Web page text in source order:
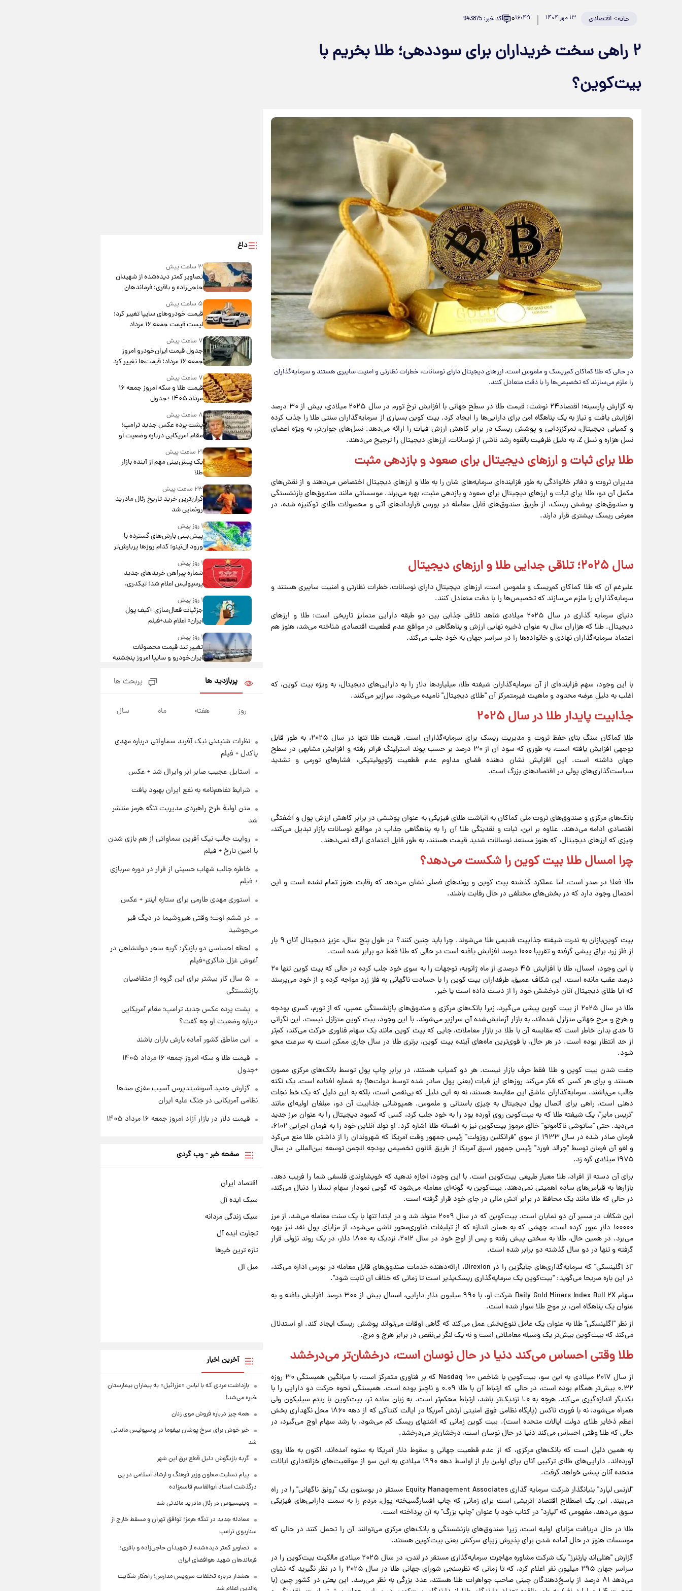
خانه>اقتصادی ۱۳ مهر ۱۴۰۴ ۱۶:۴۹۰ کد خبر: 943875
۲ راهی سخت خریداران برای سوددهی؛ طلا بخریم با
بیت‌کوین؟
در حالی که طلا کماکان کم‌ریسک و ملموس است، ارزهای دیجیتال دارای نوسانات، خطرات نظارتی و امنیت سایبری هستند و سرمایه‌گذاران
را ملزم می‌سازند که تخصیص‌ها را با دقت متعادل کنند.
به گزارش پارسینه؛ اقتصاد۲۴ نوشت: قیمت طلا در سطح جهانی با افزایش نرخ تورم در سال ۲۰۲۵ میلادی، بیش از ۳۰ درصد
افزایش یافت و نیاز به یک پناهگاه امن برای دارایی‌ها را ایجاد کرد. بیت کوین بسیاری از سرمایه‌گذاران سنتی طلا را جذب کرده
و کمیابی دیجیتال، تمرکززدایی و پوشش ریسک در برابر کاهش ارزش فیات را ارائه می‌دهد. نسل‌های جوان‌تر، به ویژه اعضای
نسل هزاره و نسل Z، به دلیل ظرفیت بالقوه رشد ناشی از نوسانات، ارزهای دیجیتال را ترجیح می‌دهند.
طلا برای ثبات و ارزهای دیجیتال برای صعود و بازدهی مثبت
مدیران ثروت و دفاتر خانوادگی به طور فزاینده‌ای سرمایه‌های شان را به طلا و ارزهای دیجیتال اختصاص می‌دهند و از نقش‌های
مکمل آن دو، طلا برای ثبات و ارزهای دیجیتال برای صعود و بازدهی مثبت، بهره می‌برند. موسساتی مانند صندوق‌های بازنشستگی
و صندوق‌های پوشش ریسک، از طریق صندوق‌های قابل معامله در بورس قراردادهای آتی و محصولات طلای توکنیزه شده، در
معرض ریسک بیشتری قرار دارند.
سال ۲۰۲۵؛ تلاقی جدایی طلا و ارزهای دیجیتال
علیرغم آن که طلا کماکان کم‌ریسک و ملموس است، ارزهای دیجیتال دارای نوسانات، خطرات نظارتی و امنیت سایبری هستند و
سرمایه‌گذاران را ملزم می‌سازند که تخصیص‌ها را با دقت متعادل کنند.
دنیای سرمایه گذاری در سال ۲۰۲۵ میلادی شاهد تلاقی جذابی بین دو طبقه دارایی متمایز تاریخی است: طلا و ارزهای
دیجیتال. طلا که هزاران سال به عنوان ذخیره نهایی ارزش و پناهگاهی در مواقع عدم قطعیت اقتصادی شناخته می‌شد، هنوز هم
اعتماد سرمایه‌گذاران نهادی و خانواده‌ها را در سراسر جهان به خود جلب می‌کند.
با این وجود، سهم فزاینده‌ای از آن سرمایه‌گذاران شیفته طلا، میلیاردها دلار را به دارایی‌های دیجیتال، به ویژه بیت کوین، که
اغلب به دلیل عرضه محدود و ماهیت غیرمتمرکز آن "طلای دیجیتال" نامیده می‌شود، سرازیر می‌کنند.
جذابیت پایدار طلا در سال ۲۰۲۵
طلا کماکان سنگ بنای حفظ ثروت و مدیریت ریسک برای سرمایه‌گذاران است. قیمت طلا تنها در سال ۲۰۲۵، به طور قابل
توجهی افزایش یافته است، به طوری که سود آن از ۳۰ درصد بر حسب پوند استرلینگ فراتر رفته و افزایش مشابهی در سطح
جهان داشته است. این افزایش نشان دهنده فضای مداوم عدم قطعیت ژئوپولیتیکی، فشارهای تورمی و تشدید
سیاست‌گذاری‌های پولی در اقتصادهای بزرگ است.
بانک‌های مرکزی و صندوق‌های ثروت ملی کماکان به انباشت طلای فیزیکی به عنوان پوششی در برابر کاهش ارزش پول و آشفتگی
اقتصادی ادامه می‌دهند. علاوه بر این، ثبات و نقدینگی طلا آن را به پناهگاهی جذاب در مواقع نوسانات بازار تبدیل می‌کند،
چیزی که ارزهای دیجیتال، که هنوز مستعد نوسانات شدید قیمت هستند، به طور قابل اعتمادی ارائه نمی‌دهند.
چرا امسال طلا بیت کوین را شکست می‌دهد؟
طلا فعلا در صدر است، اما عملکرد گذشته بیت کوین و روندهای فصلی نشان می‌دهد که رقابت هنوز تمام نشده است و این
احتمال وجود دارد که در بخش‌های مختلفی در حال رقابت باشند.
بیت کوین‌بازان به ندرت شیفته جذابیت قدیمی طلا می‌شوند. چرا باید چنین کنند؟ در طول پنج سال، عزیز دیجیتال آنان ۹ بار
از فلز زرد براق پیشی گرفته و تقریبا ۱۰۰۰ درصد افزایش یافته است در حالی که طلا فقط دو برابر شده است.
با این وجود، امسال، طلا با افزایش ۴۵ درصدی از ماه ژانویه، توجهات را به سوی خود جلب کرده در حالی که بیت کوین تنها ۲۰
درصد عقب مانده است. این شکاف عمیق، طرفداران بیت کوین را با حسادت ناگهانی به فلز زرد مواجه کرده و از خود می‌پرسند
که آیا طلای دیجیتال آنان درخشش خود را از دست داده است یا خیر.
طلا در سال ۲۰۲۵ از بیت کوین پیشی می‌گیرد، زیرا بانک‌های مرکزی و صندوق‌های بازنشستگی عصبی، که از تورم، کسری بودجه
و هرج و مرج جهانی متزلزل شده‌اند، به بازار آزمایش‌شده آن سرازیر می‌شوند. با این وجود، بیت کوین متزلزل نیست. این نگرانی
تا حدی بدان خاطر است که مقایسه آن با طلا در بازار معاملات، جایی که بیت کوین مانند یک سهام فناوری حرکت می‌کند، کم‌تر
از حد انتظار بوده است. در هر حال، با قوی‌ترین ماه‌های آینده بیت کوین، برتری طلا در سال جاری ممکن است به سرعت محو
شود.
جفت شدن بیت کوین و طلا فقط حرف بازار نیست. هر دو کمیاب هستند، در برابر چاپ پول توسط بانک‌های مرکزی مصون
هستند و برای هر کسی که فکر می‌کند روزهای ارز فیات (یعنی پول صادر شده توسط دولت‌ها) به شماره افتاده است، یک نکته
جالب می‌باشند. سرمایه‌گذاران عاشق این مقایسه هستند، نه به این دلیل که بی‌نقص است، بلکه به این دلیل که یک خط نجات
ذهنی است، راهی برای اتصال پول دیجیتال به چیزی باستانی و ملموس. همپوشانی جذابیت آن دو، مبلغان اولیه‌ای مانند
"تریس مایر"، یک شیفته طلا که به بیت‌کوین روی آورده بود را به خود جلب کرد، کسی که کمبود دیجیتال را به عنوان مرز جدید
می‌دید. حتی "ساتوشی ناکاموتو" خالق مرموز بیت‌کوین نیز به افسانه طلا اشاره کرد. او تولد آنلاین خود را به فرمان اجرایی ۶۱۰۲،
فرمان صادر شده در سال ۱۹۳۳ از سوی "فرانکلین روزولت" رئیس جمهور وقت آمریکا که شهروندان را از داشتن طلا منع می‌کرد
و لغو آن فرمان توسط "جرالد فورد" رئیس جمهور اسبق آمریکا از طریق قانون تخصیص بودجه انجمن توسعه بین‌المللی در سال
۱۹۷۵ میلادی گره زد.
برای آن دسته از افراد، طلا معیار طبیعی بیت‌کوین است. با این وجود، اجازه ندهید که خویشاوندی فلسفی شما را فریب دهد.
بازارها به قیاس‌های ساده اهمیتی نمی‌دهند. بیت‌کوین به گونه‌ای معامله می‌شود که گویی نمودار سهام تسلا را دنبال می‌کند،
در حالی که طلا مانند یک محافظ در برابر آتش مالی در جای خود قرار گرفته است.
این شکاف در مسیر آن دو نمایان است. بیت‌کوین که در سال ۲۰۰۹ متولد شد و در ابتدا تنها با یک سنت معامله می‌شد، از مرز
۱۰۰۰۰۰ دلار عبور کرده است، جهشی که به همان اندازه که از تبلیغات فناوری‌محور ناشی می‌شود، از مزایای پول نقد نیز بهره
می‌برد. در همین حال، طلا به سختی پیش رفته و پس از اوج خود در سال ۲۰۱۲، نزدیک به ۱۸۰۰ دلار، در یک روند نزولی قرار
گرفته و تنها در دو سال گذشته دو برابر شده است.
"اد اگلینسکی" که سرمایه‌گذاری‌های جایگزین را در Direxion، ارائه‌دهنده خدمات صندوق‌های قابل معامله در بورس اداره می‌کند،
در این باره صریحا می‌گوید: "بیت‌کوین یک سرمایه‌گذاری ریسک‌پذیر است تا زمانی که خلاف آن ثابت شود".
سهام Daily Gold Miners Index Bull ۲X شرکت او، با ۹۹۰ میلیون دلار دارایی، امسال بیش از ۳۰۰ درصد افزایش یافته و به
عنوان یک پناهگاه امن، بر موج طلا سوار شده است.
از نظر "اگلینسکی" طلا به عنوان یک عامل تنوع‌بخش عمل می‌کند که گاهی اوقات می‌تواند پوشش ریسک ایجاد کند. او استدلال
می‌کند که بیت‌کوین بیش‌تر یک وسیله معاملاتی است و نه یک لنگر بی‌نقص در برابر هرج و مرج.
طلا وقتی احساس می‌کند دنیا در حال نوسان است، درخشان‌تر می‌درخشد
از سال ۲۰۱۷ میلادی به این سو، بیت‌کوین با شاخص Nasdaq ۱۰۰ که بر فناوری متمرکز است، با میانگین همبستگی ۳۰ روزه
۰.۳۲ بیش‌تر همگام بوده است، در حالی که ارتباط آن با طلا ۰.۰۹ و ناچیز بوده است. همبستگی نحوه حرکت دو دارایی را با
یکدیگر اندازه‌گیری می‌کند. هرچه به ۱.۰ نزدیک‌تر باشد، ارتباط محکم‌تر است. به زبان ساده تر، بیت‌کوین با ریتم سیلیکون ولی
همراه می‌شود، نه با فورت ناکس (پایگاه نظامی فوق امنیتی ارتش آمریکا در ایالت کنتاکی که از دهه ۱۸۶۰ محل نگهداری بخش
اعظم ذخایر طلای دولت ایالات متحده است). بیت کوین زمانی که اشتهای ریسک کم می‌شود، با رشد سهام اوج می‌گیرد، در
حالی که طلا وقتی احساس می‌کند دنیا در حال نوسان است، درخشان‌تر می‌درخشد.
به همین دلیل است که بانک‌های مرکزی، که از عدم قطعیت جهانی و سقوط دلار آمریکا به ستوه آمده‌اند، اکنون به طلا روی
آورده‌اند. دارایی‌های طلای ترکیبی آنان برای اولین بار از اواسط دهه ۱۹۹۰ میلادی به این سو از موقعیت‌های خزانه‌داری ایالات
متحده آنان پیشی خواهد گرفت.
"لارنس لپارد" بنیانگذار شرکت سرمایه گذاری Equity Management Associates مستقر در بوستون یک "رونق ناگهانی" را در راه
می‌بیند. این یک اصطلاح اقتصاد اتریشی است برای زمانی که چاپ افسارگسیخته پول، مردم را به سمت دارایی‌های فیزیکی
سوق می‌دهد، مفهومی که "لپارد" در کتاب خود با عنوان "چاپ بزرگ" به آن پرداخته است.
طلا در حال دریافت مزایای اولیه است، زیرا صندوق‌های بازنشستگی و بانک‌های مرکزی می‌توانند آن را تحمل کنند در حالی که
موسسات هنوز در حال آماده شدن برای پذیرش زیبای سرکش یعنی بیت‌کوین هستند.
گزارش "هنلی‌اند پارتنرز" یک شرکت مشاوره مهاجرت سرمایه‌گذاری مستقر در لندن، در سال ۲۰۲۵ میلادی مالکیت بیت‌کوین را در
سراسر جهان ۲۹۵ میلیون نفر اعلام کرد، که تا زمانی که نظرسنجی شورای جهانی طلا در سال ۲۰۲۵ را در نظر نگیرید که نشان
می‌دهد ۸۱ درصد از پاسخ‌دهندگان چینی صاحب جواهرات طلا هستند، عدد بزرگی به نظر می‌رسد. این یعنی در کشور چین (با
داغ
۳ ساعت پیش
تصاویر کمتر دیده‌شده از شهیدان
حاجی‌زاده و باقری؛ فرماندهان
شهید هوافضای ایران
۵ ساعت پیش
قیمت خودروهای سایپا تغییر کرد؛
لیست قیمت جمعه ۱۶ مرداد
منتشر شد
۷ ساعت پیش
جدول قیمت ایران‌خودرو امروز
جمعه ۱۶ مرداد؛ قیمت‌ها تغییر کرد
۷ ساعت پیش
قیمت طلا و سکه امروز جمعه ۱۶
مرداد ۱۴۰۵ +جدول
۸ ساعت پیش
پشت پرده عکس جدید ترامپ؛
مقام آمریکایی درباره وضعیت او
چه گفت؟
۲۱ ساعت پیش
یک پیش‌بینی مهم از آینده بازار
طلا
۲۳ ساعت پیش
گران‌ترین خرید تاریخ رئال مادرید
رونمایی شد
۱ روز پیش
پیش‌بینی بارش‌های گسترده با
ورود ال‌نینو؛ کدام روزها پربارش‌تر
خواهند بود؟
۱ روز پیش
شماره پیراهن خریدهای جدید
پرسپولیس اعلام شد؛ تیکدری،
محبی و سرگیف با اعداد ویژه
۱ روز پیش
جزئیات فعال‌سازی «کیف پول
ایران» اعلام شد+فیلم
۱ روز پیش
تغییر تند قیمت محصولات
ایران‌خودرو و سایپا امروز پنجشنبه
قیمت طلا و سکه امروز پنجشنبه
۱۵ مرداد ۱۴۰۵
۱ روز پیش
اعلام شد؛ شاهین، کوییک، اطلس،
جدول
سیگنال‌های جدید برای بازار طلا؛
پیش‌بینی قیمت سکه و طلا فردا
پربازدید ها پربحث ها
روز هفته ماه سال
نظرات شنیدنی نیک آفرید سماواتی درباره مهدی
پاکدل + فیلم
استایل عجیب صابر ابر وایرال شد + عکس
شرایط تفاهم‌نامه به نفع ایران بهبود یافت
متن اولیۀ طرح راهبردی مدیریت تنگه هرمز منتشر
شد
روایت جالب نیک آفرین سماواتی از هم بازی شدن
با امین تارخ + فیلم
خاطره جالب شهاب حسینی از فرار در دوره سربازی
+ فیلم
استوری مهدی طارمی برای ستاره اینتر + عکس
در ششم اوت؛ وقتی هیروشیما در دیگ قیر
می‌جوشید
لحظه احساسی دو بازیگر؛ گریه سحر دولتشاهی در
آغوش غزل شاکری+فیلم
۵ سال کار بیشتر برای این گروه از متقاضیان
بازنشستگی
پشت پرده عکس جدید ترامپ؛ مقام آمریکایی
درباره وضعیت او چه گفت؟
این مناطق کشور آماده بارش باران باشند
قیمت طلا و سکه امروز جمعه ۱۶ مرداد ۱۴۰۵
+جدول
گزارش جدید آسوشیتدپرس آسیب مغزی صدها
نظامی آمریکایی در جنگ علیه ایران
قیمت دلار در بازار آزاد امروز جمعه ۱۶ مرداد ۱۴۰۵
صفحه خبر - وب گردی
اقتصاد ایران
سبک ایده آل
سبک زندگی مردانه
تجارت ایده آل
تازه ترین خبرها
مبل ال
آخرین اخبار
بازداشت مردی که با لباس «عزرائیل» به بیماران بیمارستان
خیره می‌شد!
همه چیز درباره فروش موی زنان
خبر خوش برای سرخ پوشان بیفوما در پرسپولیس ماندنی
شد
گربه بازیگوش دلیل قطع برق این شهر
پیام تسلیت معاون وزیر فرهنگ و ارشاد اسلامی در پی
درگذشت استاد ابوالقاسم قاسم‌زاده
وینیسیوس در رئال مادرید ماندنی شد
معادله جدید در تنگه هرمز؛ توافق تهران و مسقط خارج از
سناریوی ترامپ
تصاویر کمتر دیده‌شده از شهیدان حاجی‌زاده و باقری؛
فرماندهان شهید هوافضای ایران
هشدار درباره تخلفات سرویس مدارس؛ راهکار شکایت
والدین اعلام شد